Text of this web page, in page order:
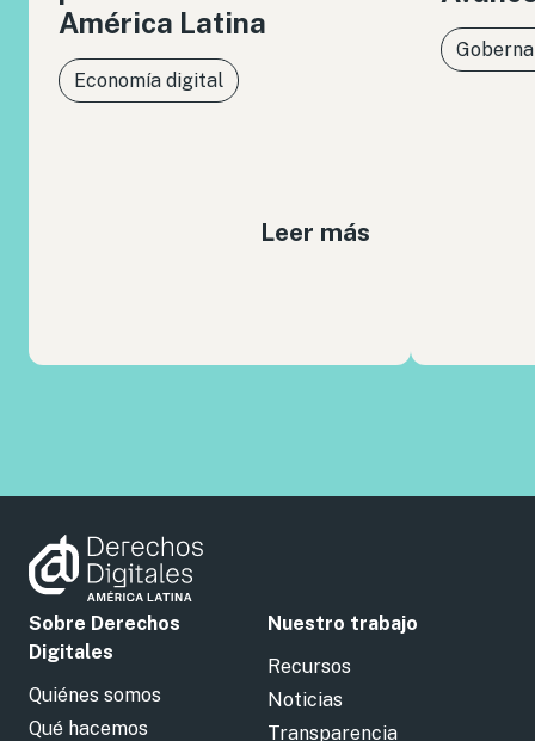
América Latina
Economía digital
Leer más
Sobre Derechos
Digitales
Quiénes somos
Qué hacemos
Nuestro trabajo
Recursos
Noticias
Transparencia